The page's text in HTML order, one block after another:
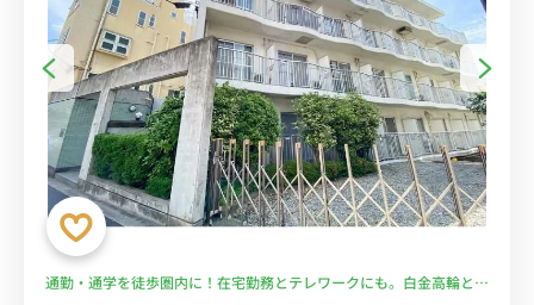
通勤・通学を徒歩圏内に！在宅勤務とテレワークにも。白金高輪と田